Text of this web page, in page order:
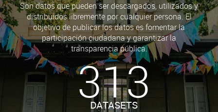
Son datos que pueden ser descargados, utilizados y
distribuidos libremente por cualquier persona. El
objetivo de publicar los datos es fomentar la
participación ciudadana y garantizar la
transparencia pública.
313
DATASETS